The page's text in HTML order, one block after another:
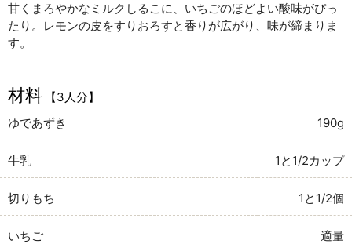
甘くまろやかなミルクしるこに、いちごのほどよい酸味がぴっ
たり。レモンの皮をすりおろすと香りが広がり、味が締まりま
す。
材料
【3人分】
ゆであずき
190g
牛乳 1と1/2カップ
切りもち 1と1/2個
いちご 適量